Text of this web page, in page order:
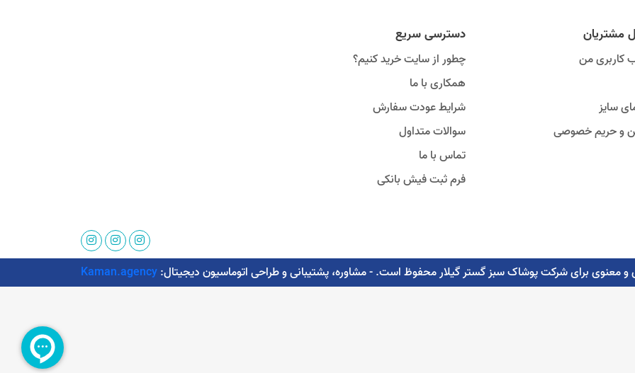
مشتریان
کاربری من
سایز
و حریم خصوصی
دسترسی سریع
چطور از سایت خرید کنیم؟
همکاری با ما
شرایط عودت سفارش
سوالات متداول
تماس با ما
فرم ثبت فیش بانکی
Kaman.agency